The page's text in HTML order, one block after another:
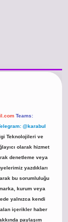
Teams:
@karabul
Teknolojileri ve
olarak hizmet
denetleme veya
yazdıkları
bu sorumluluğu
kurum veya
yalnızca kendi
alan içerikler haber
paylaşım